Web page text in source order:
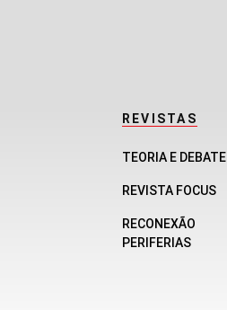
REVISTAS
TEORIA E DEBATE
REVISTA FOCUS
RECONEXÃO
PERIFERIAS